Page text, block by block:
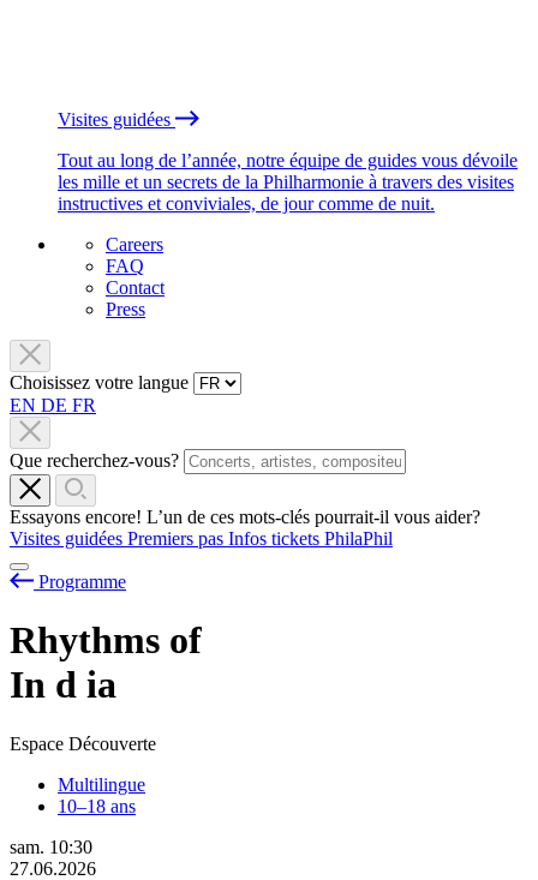
Visites guidées
Tout au long de l’année, notre équipe de guides vous dévoile
les mille et un secrets de la Philharmonie à travers des visites
instructives et conviviales, de jour comme de nuit.
Careers
FAQ
Contact
Press
Choisissez votre langue
EN DE FR
Que recherchez-vous?
Essayons encore! L’un de ces mots-clés pourrait-il vous aider?
Visites guidées Premiers pas Infos tickets PhilaPhil
Programme
Rhythms of
In d ia
Espace Découverte
Multilingue
10–18 ans
sam. 10:30
27.06.2026